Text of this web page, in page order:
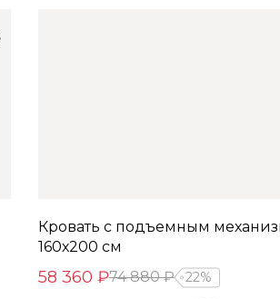
Кровать с подъемным
160х200 см
58 360 ₽74 880 ₽ 22%